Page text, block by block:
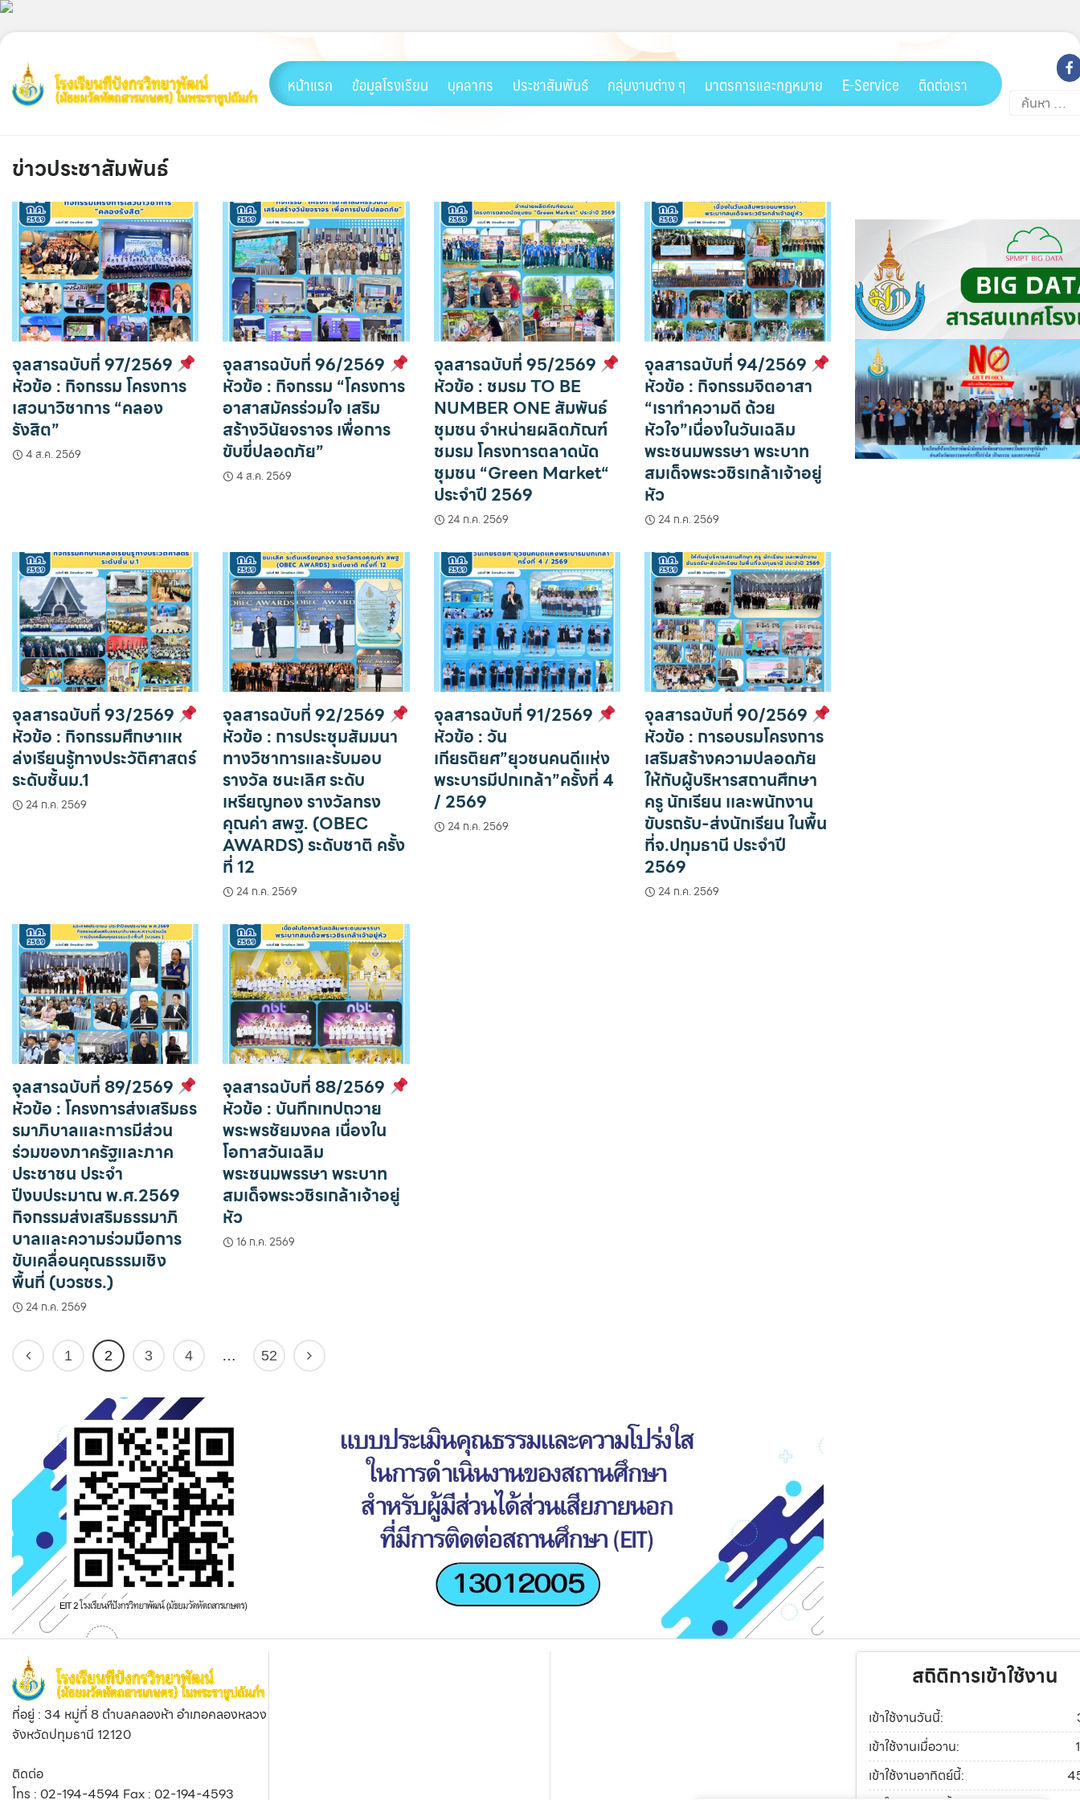
content
หน้าแรก ข้อมูลโรงเรียน บุคลากร ประชาสัมพันธ์ กลุ่มงานต่าง ๆ มาตรการและกฎหมาย E-Service ติดต่อเรา
ค้นหา
สำหรับ:
ข่าวประชาสัมพันธ์
จุลสารฉบับที่ 97/2569
หัวข้อ : กิจกรรม โครงการ
เสวนาวิชาการ “คลอง
รังสิต”
4 ส.ค. 2569
จุลสารฉบับที่ 96/2569
หัวข้อ : กิจกรรม “โครงการ
อาสาสมัครร่วมใจ เสริม
สร้างวินัยจราจร เพื่อการ
ขับขี่ปลอดภัย”
4 ส.ค. 2569
จุลสารฉบับที่ 95/2569
หัวข้อ : ชมรม TO BE
NUMBER ONE สัมพันธ์
ชุมชน จำหน่ายผลิตภัณฑ์
ชมรม โครงการตลาดนัด
ชุมชน “Green Market“
ประจำปี 2569
24 ก.ค. 2569
จุลสารฉบับที่ 94/2569
หัวข้อ : กิจกรรมจิตอาสา
“เราทำความดี ด้วย
หัวใจ”เนื่องในวันเฉลิม
พระชนมพรรษา พระบาท
สมเด็จพระวชิรเกล้าเจ้าอยู่
หัว
24 ก.ค. 2569
จุลสารฉบับที่ 93/2569
หัวข้อ : กิจกรรมศึกษาเเห
ล่งเรียนรู้ทางประวัติศาสตร์
ระดับชั้นม.1
24 ก.ค. 2569
จุลสารฉบับที่ 92/2569
หัวข้อ : การประชุมสัมมนา
ทางวิชาการและรับมอบ
รางวัล ชนะเลิศ ระดับ
เหรียญทอง รางวัลทรง
คุณค่า สพฐ. (OBEC
AWARDS) ระดับชาติ ครั้ง
ที่ 12
24 ก.ค. 2569
จุลสารฉบับที่ 91/2569
หัวข้อ : วัน
เกียรติยศ”ยุวชนคนดีเเห่ง
พระบารมีปกเกล้า”ครั้งที่ 4
/ 2569
24 ก.ค. 2569
จุลสารฉบับที่ 90/2569
หัวข้อ : การอบรมโครงการ
เสริมสร้างความปลอดภัย
ให้กับผู้บริหารสถานศึกษา
ครู นักเรียน เเละพนักงาน
ขับรถรับ-ส่งนักเรียน ในพื้น
ที่จ.ปทุมธานี ประจำปี
2569
24 ก.ค. 2569
จุลสารฉบับที่ 89/2569
หัวข้อ : โครงการส่งเสริมธร
รมาภิบาลและการมีส่วน
ร่วมของภาครัฐและภาค
ประชาชน ประจำ
ปีงบประมาณ พ.ศ.2569
กิจกรรมส่งเสริมธรรมาภิ
บาลและความร่วมมือการ
ขับเคลื่อนคุณธรรมเชิง
พื้นที่ (บวรชร.)
24 ก.ค. 2569
จุลสารฉบับที่ 88/2569
หัวข้อ : บันทึกเทปถวาย
พระพรชัยมงคล เนื่องใน
โอกาสวันเฉลิม
พระชนมพรรษา พระบาท
สมเด็จพระวชิรเกล้าเจ้าอยู่
หัว
16 ก.ค. 2569
1 2 3 4 … 52
ที่อยู่ : 34 หมู่ที่ 8 ตำบลคลองห้า อำเภอคลองหลวง
จังหวัดปทุมธานี 12120
ติดต่อ
โทร : 02-194-4594 Fax : 02-194-4593
สถิติการเข้าใช้งาน
เข้าใช้งานวันนี้:
เข้าใช้งานเมื่อวาน:
เข้าใช้งานอาทิตย์นี้: